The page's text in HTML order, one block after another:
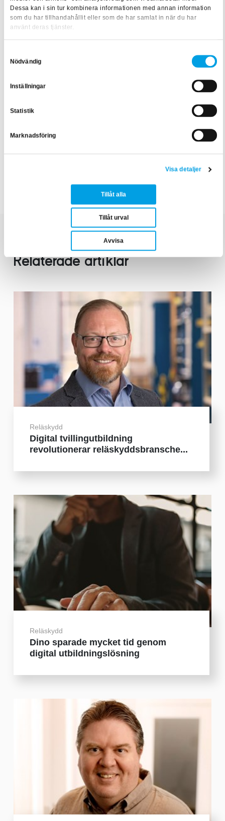
Dessa kan i sin tur kombinera informationen med annan information
som du har tillhandahållit eller som de har samlat in när du har
använt deras tjänster.
Nödvändig
Inställningar
Statistik
Marknadsföring
Visa detaljer
Tillåt alla
Tillåt urval
Avvisa
föreläsare Johan Bäckman lär dig om riskerna kring åska,
samt hur du utformar och underhåller ett väl fungerade
anläggningar och tekniska system.
Texten är skriven av:
, Content Creator inom
Relaterade artiklar
Reläskydd
Digital tvillingutbildning
revolutionerar reläskyddsbransche...
Reläskydd
Dino sparade mycket tid genom
digital utbildningslösning